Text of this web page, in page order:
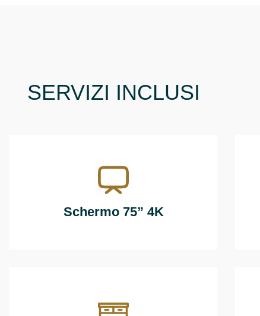
SERVIZI INCLUSI
Schermo 75” 4K